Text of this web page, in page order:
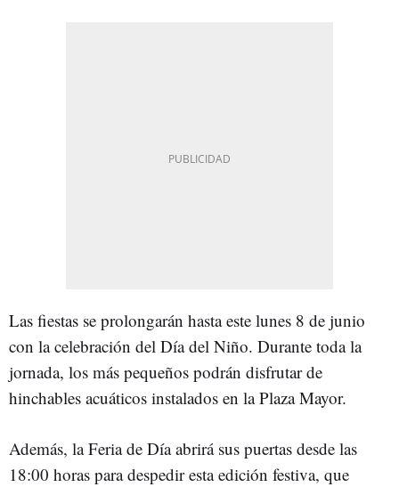
Las fiestas se prolongarán hasta este lunes 8 de junio
con la celebración del Día del Niño. Durante toda la
jornada, los más pequeños podrán disfrutar de
hinchables acuáticos instalados en la Plaza Mayor.
Además, la Feria de Día abrirá sus puertas desde las
18:00 horas para despedir esta edición festiva, que